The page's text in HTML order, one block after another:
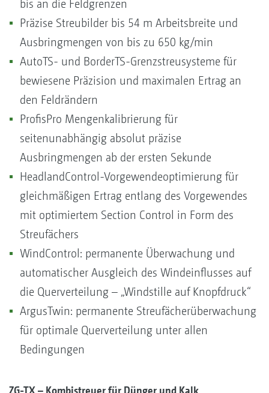
bis an die Feldgrenzen
Präzise Streubilder bis 54 m Arbeitsbreite und
Ausbringmengen von bis zu 650 kg/min
AutoTS- und BorderTS-Grenzstreusysteme für
bewiesene Präzision und maximalen Ertrag an
den Feldrändern
ProfisPro Mengenkalibrierung für
seitenunabhängig absolut präzise
Ausbringmengen ab der ersten Sekunde
HeadlandControl-Vorgewendeoptimierung für
gleichmäßigen Ertrag entlang des Vorgewendes
mit optimiertem Section Control in Form des
Streufächers
WindControl: permanente Überwachung und
automatischer Ausgleich des Windeinflusses auf
die Querverteilung – „Windstille auf Knopfdruck“
ArgusTwin: permanente Streufächerüberwachung
für optimale Querverteilung unter allen
Bedingungen
ZG-TX – Kombistreuer für Dünger und Kalk